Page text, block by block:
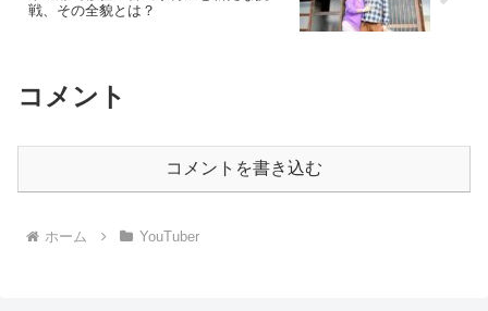
戦、その全貌とは？
コメント
コメントを書き込む
ホーム YouTuber